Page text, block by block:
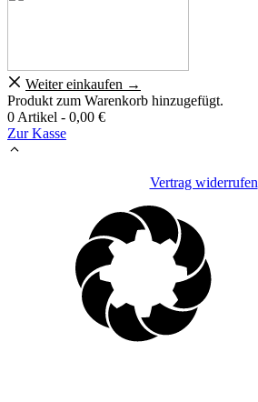
Weiter einkaufen →
Produkt zum Warenkorb hinzugefügt.
0 Artikel - 0,00 €
Zur Kasse
Vertrag widerrufen